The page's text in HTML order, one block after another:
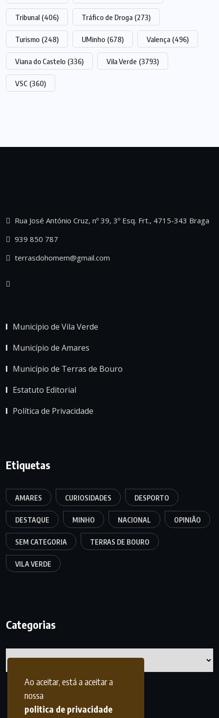
Ao aceitar, está a aceitar a
nossa
politica de privacidade
Tribunal (406) Tráfico de Droga (273)
Turismo (248) UMinho (678) Valença (496)
Viana do Castelo (336) Vila Verde (3793)
VSC (360)
Rua José António Cruz, nº 39, 3º Esq. Frt., 4715-343 Braga
939 850 787
terrasdohomem@gmail.com
Município de Vila Verde
Município de Amares
Município de Terras de Bouro
Estatuto Editorial
Política de Privacidade
Etiquetas
AMARES CURIOSIDADES DESPORTO
DESTAQUE MINHO NACIONAL OPINIÃO
SEM CATEGORIA TERRAS DE BOURO
VILA VERDE
Categorias